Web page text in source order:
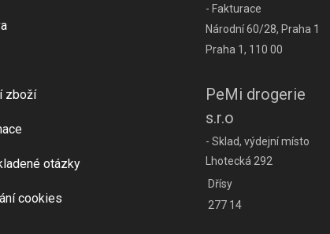
zboží
otázky
cookies
- Fakturace
Národní 60/28, Praha 1
Praha 1, 110 00
PeMi drogerie
s.r.o
- Sklad, výdejní místo
Lhotecká 292
Dřísy
277 14